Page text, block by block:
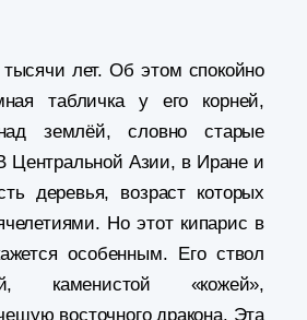
лет. Об этом спокойно
табличка у его корней,
землёй, словно старые
Центральной Азии, в Иране и
деревья, возраст которых
Но этот кипарис в
особенным. Его ствол
каменистой «кожей»,
восточного дракона. Эта